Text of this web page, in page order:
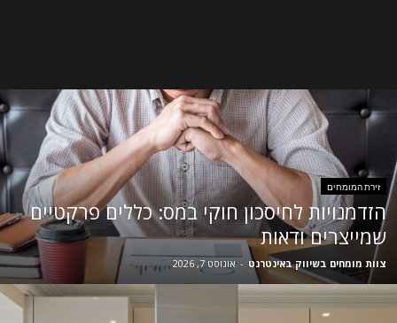
זירת המומחים
הזדמנויות לחיסכון חוקי במס: כללים פרקטיים
שמייצרים ודאות
צוות מומחים בשיווק באינטרנט - אוגוסט 7, 2026